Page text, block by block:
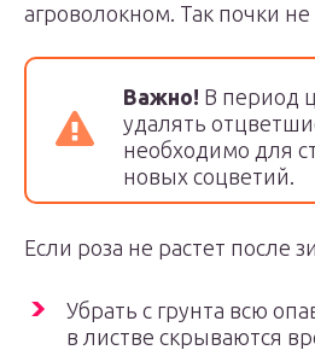
агроволокном. Так почки
Важно! В период
удалять
необходимо для
новых соцветий.
Если роза не растет после
Убрать с грунта всю
в листве скрываются